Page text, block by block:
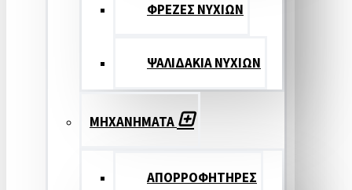
ΦΡΕΖΕΣ ΝΥΧΙΩΝ
ΨΑΛΙΔΑΚΙΑ ΝΥΧΙΩΝ
ΜΗΧΑΝΗΜΑΤΑ
ΑΠΟΡΡΟΦΗΤΗΡΕΣ